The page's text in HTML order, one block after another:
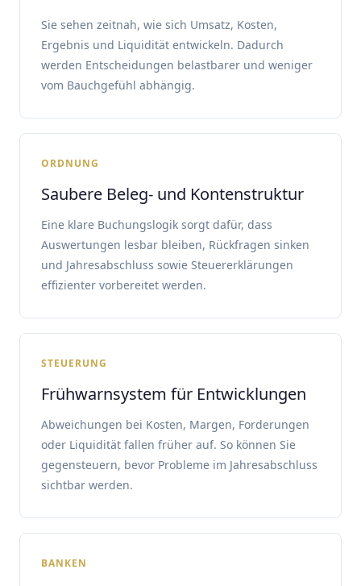
Sie sehen zeitnah, wie sich Umsatz, Kosten,
Ergebnis und Liquidität entwickeln. Dadurch
werden Entscheidungen belastbarer und weniger
vom Bauchgefühl abhängig.
ORDNUNG
Saubere Beleg- und Kontenstruktur
Eine klare Buchungslogik sorgt dafür, dass
Auswertungen lesbar bleiben, Rückfragen sinken
und Jahresabschluss sowie Steuererklärungen
effizienter vorbereitet werden.
STEUERUNG
Frühwarnsystem für Entwicklungen
Abweichungen bei Kosten, Margen, Forderungen
oder Liquidität fallen früher auf. So können Sie
gegensteuern, bevor Probleme im Jahresabschluss
sichtbar werden.
BANKEN